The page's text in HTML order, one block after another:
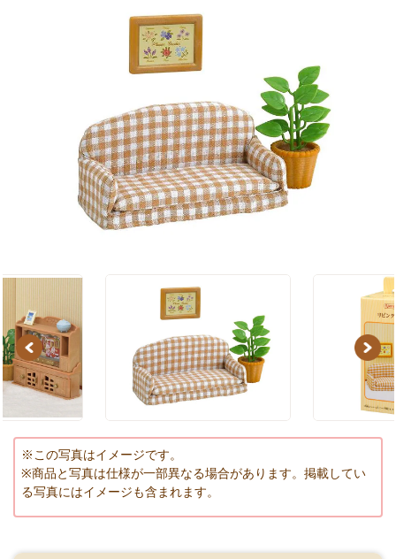
Previous Next
※この写真はイメージです。
※商品と写真は仕様が一部異なる場合があります。掲載してい
る写真にはイメージも含まれます。